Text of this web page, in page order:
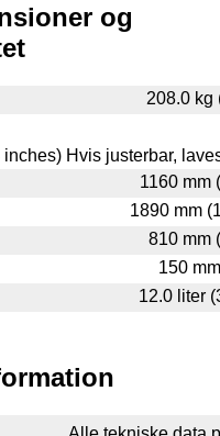
og
208.0 kg
inches) Hvis justerbar,
1160 mm
1890 mm
810 mm
150
12.0 liter